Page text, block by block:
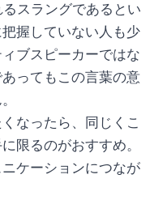
スラングであるとい
握していない人も少
ブスピーカーではな
ってもこの言葉の意
なったら、同じくこ
限るのがおすすめ。
ケーションにつなが